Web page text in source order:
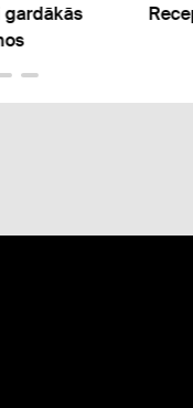
gardākās